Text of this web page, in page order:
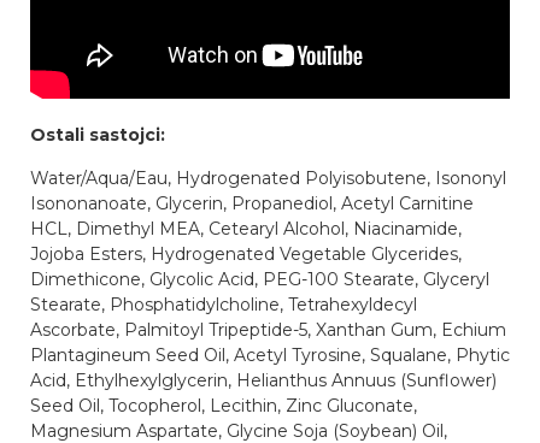
Ostali sastojci:
Water/Aqua/Eau, Hydrogenated Polyisobutene, Isononyl
Isononanoate, Glycerin, Propanediol, Acetyl Carnitine
HCL, Dimethyl MEA, Cetearyl Alcohol, Niacinamide,
Jojoba Esters, Hydrogenated Vegetable Glycerides,
Dimethicone, Glycolic Acid, PEG-100 Stearate, Glyceryl
Stearate, Phosphatidylcholine, Tetrahexyldecyl
Ascorbate, Palmitoyl Tripeptide-5, Xanthan Gum, Echium
Plantagineum Seed Oil, Acetyl Tyrosine, Squalane, Phytic
Acid, Ethylhexylglycerin, Helianthus Annuus (Sunflower)
Seed Oil, Tocopherol, Lecithin, Zinc Gluconate,
Magnesium Aspartate, Glycine Soja (Soybean) Oil,